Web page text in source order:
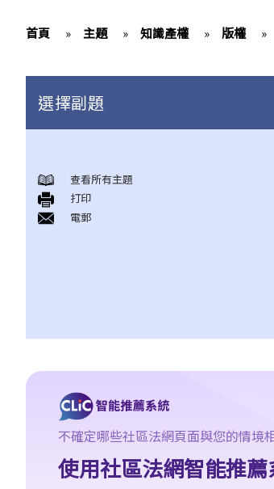
首頁 » 主題 » 知識產權 » 版權 »
選擇副題
一般事項
1. 我怎樣可以取得版權？
6. 有沒有作品可供我自由使用，而毋須事先向版
8. 我的作品版權在其他國家有效嗎？
9. 外國人擁有的版權在香港有效嗎？
11. 版權轉讓和版權特許，有甚麼分別？
查看所有主題
打印
電郵
不確定哪些社區法網頁面與您的情境
使用社區法網智能推薦